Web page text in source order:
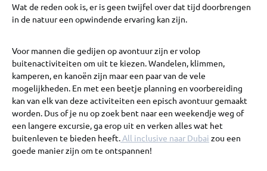
Wat de reden ook is, er is geen twijfel over dat tijd doorbrengen
in de natuur een opwindende ervaring kan zijn.
Voor mannen die gedijen op avontuur zijn er volop
buitenactiviteiten om uit te kiezen. Wandelen, klimmen,
kamperen, en kanoën zijn maar een paar van de vele
mogelijkheden. En met een beetje planning en voorbereiding
kan van elk van deze activiteiten een episch avontuur gemaakt
worden. Dus of je nu op zoek bent naar een weekendje weg of
een langere excursie, ga erop uit en verken alles wat het
buitenleven te bieden heeft. All inclusive naar Dubai zou een
goede manier zijn om te ontspannen!